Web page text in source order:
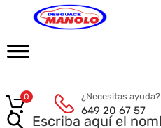
¿Necesitas ayuda?
649 20 67 57
0